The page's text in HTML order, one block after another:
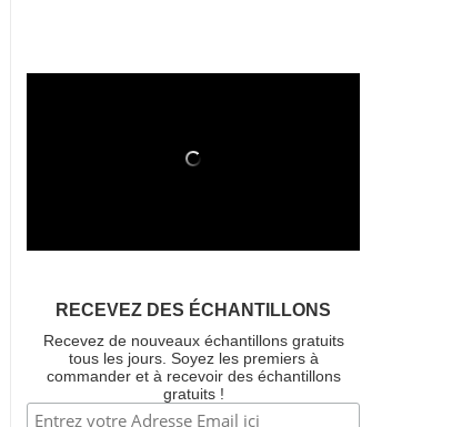
RECEVEZ DES ÉCHANTILLONS
Recevez de nouveaux échantillons gratuits
tous les jours. Soyez les premiers à
commander et à recevoir des échantillons
gratuits !